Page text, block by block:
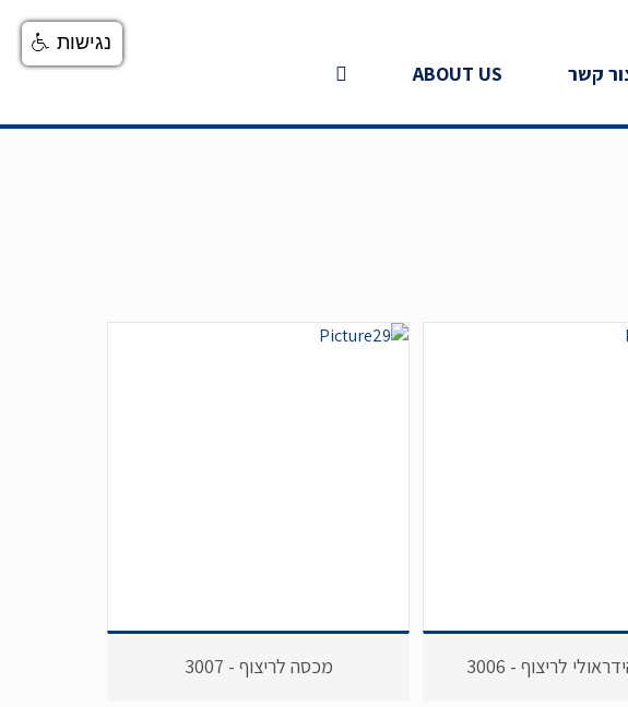
קשר ABOUT US
לריצוף - 3006 מכסה לריצוף - 3007
נגישות